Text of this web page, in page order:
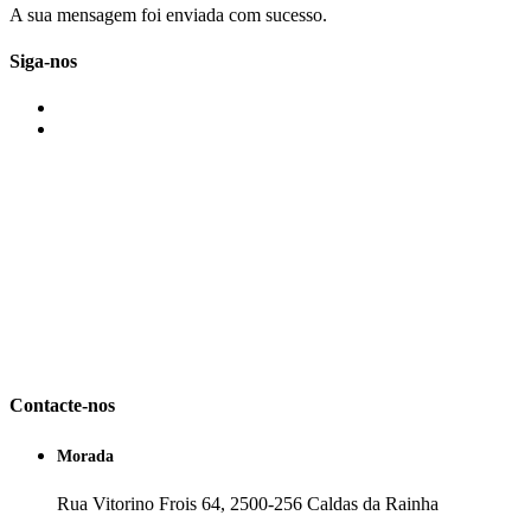
A sua mensagem foi enviada com sucesso.
Siga-nos
Contacte-nos
Morada
Rua Vitorino Frois 64, 2500-256 Caldas da Rainha